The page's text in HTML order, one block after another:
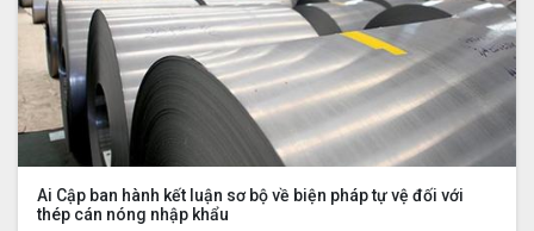
Ai Cập ban hành kết luận sơ bộ về biện pháp tự vệ đối với
thép cán nóng nhập khẩu